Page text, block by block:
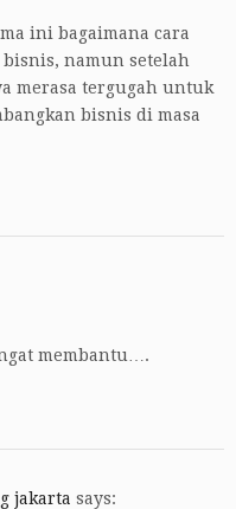
ini bagaimana cara
namun setelah
merasa tergugah untuk
bisnis di masa
membantu….
jakarta says: